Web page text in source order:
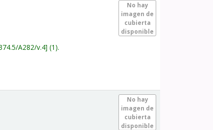
No hay
imagen de
cubierta
disponible
A282/v.4 (1).
No hay
imagen de
cubierta
disponible